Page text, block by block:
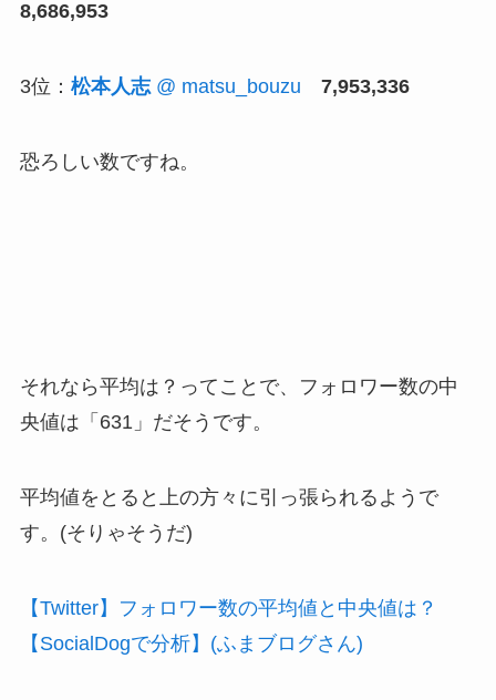
8,686,953
3位： 松本人志 @ matsu_bouzu 7,953,336
恐ろしい数ですね。
それなら平均は？ってことで、フォロワー数の中
央値は「631」だそうです。
平均値をとると上の方々に引っ張られるようで
す。(そりゃそうだ)
【Twitter】フォロワー数の平均値と中央値は？
【SocialDogで分析】(ふまブログさん)